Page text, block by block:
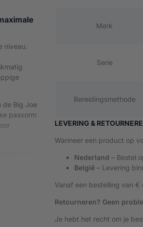
niveau.
de Big Joe
pasvorm
of
Merk
Serie
Bereidingsmethode
LEVERING &
Wanneer een product op
Nederland – Bestel
België – Levering
Vanaf een bestelling van
Retourneren? Geen
Je hebt het recht om je